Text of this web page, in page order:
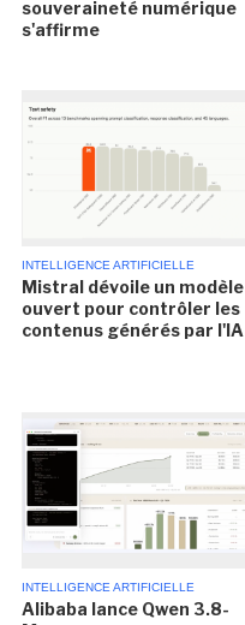
souveraineté numérique
s'affirme
INTELLIGENCE ARTIFICIELLE
Mistral dévoile un modèle
ouvert pour contrôler les
contenus générés par l'IA
INTELLIGENCE ARTIFICIELLE
Alibaba lance Qwen 3.8-